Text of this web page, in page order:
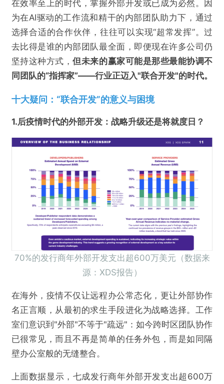
在效率至上的时代，掌握外部开发或已成为必然。因
为在AI驱动的工作流和精干的内部团队助力下，通过
选择合适的合作伙伴，往往可以实现“超常发挥”。过
去比得是谁的内部团队最全面，即便现在许多公司仍
坚持这种方式，但未来的赢家可能是那些最能协调不
同团队的“指挥家”——行业正迈入"联合开发"的时代。
十大疑问：“联合开发”的意义与困境
1.后疫情时代的外部开发：战略升级还是将就度日？
70%的发行商年外部开发支出超600万美元（数据来
源：XDS报告）
在海外，疫情不仅让远程办公常态化，更让外部协作
名正言顺，从最初的求生手段进化为战略选择。工作
室们意识到"外部"不等于"疏远"：如今跨时区团队协作
已很常见，而且不再是简单的任务外包，而是如同隔
壁办公室般的无缝整合。
上面数据显示，七成发行商年外部开发支出超600万